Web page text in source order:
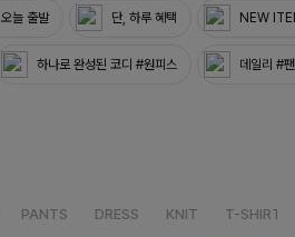
오늘 출발 단, 하루 혜택 NEW
하나로 완성된 코디 #원피스 데일리 #
PANTS DRESS KNIT T-SHIRT